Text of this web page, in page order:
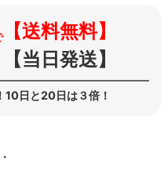
【送料無料】
【当日発送】
10日と20日は３倍！